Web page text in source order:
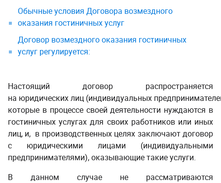
Обычные условия Договора возмездного
оказания гостиничных услуг
Договор возмездного оказания гостиничных
услуг регулируется:
Настоящий договор распространяется
на юридических лиц (индивидуальных
которые в процессе своей деятельности нуждаются в
гостиничных услугах для своих работников или иных
лиц, и, в производственных целях заключают договор
с юридическими лицами (индивидуальными
предпринимателями), оказывающие такие услуги.
В данном случае не рассматриваются